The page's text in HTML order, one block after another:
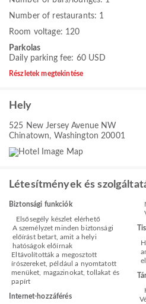
Number of restaurants: 1
Room voltage: 120
Parkolas
Daily parking fee: 60 USD
Részletek megtekintése
Hely
525 New Jersey Avenue NW
Chinatown, Washington 20001
Létesítmények és
Biztonsági funkciók
Elsősegély készlet elérhető
A személyzet minden biztonsági
előírást betart, amit a helyi
hatóságok előírnak
Eltávolították a megosztott
írószereket, például a nyomtatott
menüket, magazinokat, tollakat és
papírt
Internet-hozzáférés